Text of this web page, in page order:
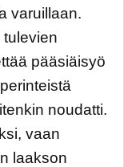
varuillaan.
pääsiäisyö
noudatti.
vaan
laakson